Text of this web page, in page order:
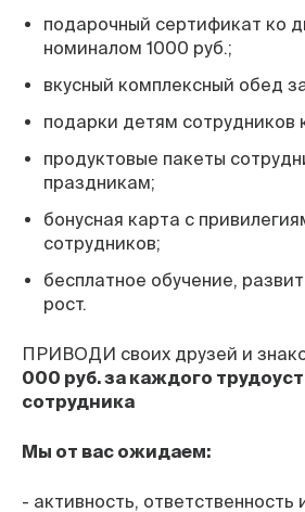
подарочный сертификат ко
номиналом 1000 руб.;
вкусный комплексный обед
подарки детям сотрудников
продуктовые пакеты
праздникам;
бонусная карта с
сотрудников;
бесплатное обучение,
рост.
ПРИВОДИ своих друзей и
000 руб. за каждого
сотрудника
Мы от вас ожидаем:
- активность, ответственность